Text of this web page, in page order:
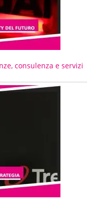
consulenza e servizi